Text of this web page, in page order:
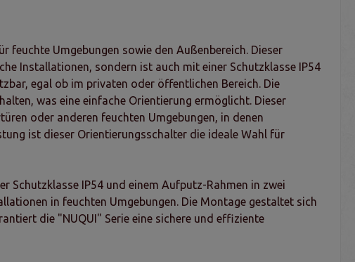
feuchte Umgebungen sowie den Außenbereich. Dieser
Installationen, sondern ist auch mit einer Schutzklasse IP54
egal ob im privaten oder öffentlichen Bereich. Die
was eine einfache Orientierung ermöglicht. Dieser
oder anderen feuchten Umgebungen, in denen
ist dieser Orientierungsschalter die ideale Wahl für
Schutzklasse IP54 und einem Aufputz-Rahmen in zwei
in feuchten Umgebungen. Die Montage gestaltet sich
die "NUQUI" Serie eine sichere und effiziente